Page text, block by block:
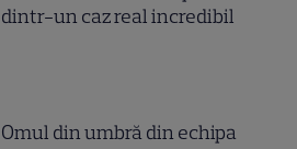
dintr-un caz real incredibil
Omul din umbră din echipa